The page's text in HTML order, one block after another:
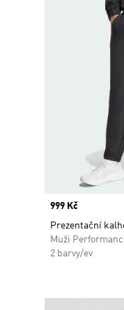
Price
999 Kč
Prezentační
Muži
2 barvy/ev